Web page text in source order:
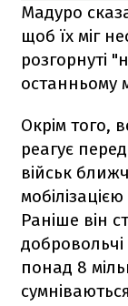
Мадуро
щоб їх міг
розгорнуті
останньому
Окрім того,
реагує
військ
Раніше він
понад 8